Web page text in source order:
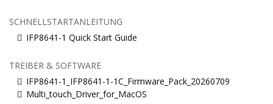
SCHNELLSTARTANLEITUNG
IFP8641-1 Quick Start Guide
TREIBER & SOFTWARE
IFP8641-1_IFP8641-1-1C_Firmware_Pack_20260709
Multi_touch_Driver_for_MacOS